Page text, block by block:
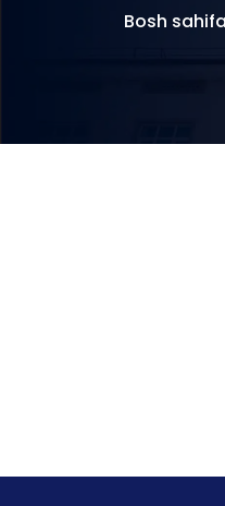
Bosh sahifa